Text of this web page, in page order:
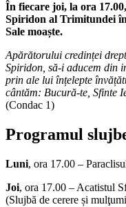
În fiecare joi, la ora 17.00,
Spiridon al Trimitundei
Sale moaște.
Apărătorului credinței
Spiridon, să-i aducem din
prin ale lui înțelepte
cântăm: Bucură-te, Sfinte
(Condac 1)
Programul
Luni, ora 17.00 –
Joi, ora 17.00 – Acatistul
(Slujbă de cerere și